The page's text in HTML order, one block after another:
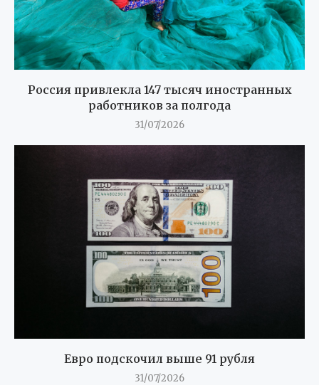
Россия привлекла 147 тысяч иностранных
работников за полгода
31/07/2026
Евро подскочил выше 91 рубля
31/07/2026